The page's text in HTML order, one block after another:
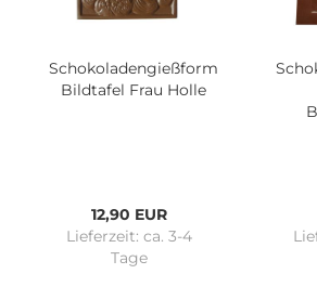
Schokoladengießform
Bildtafel Frau Holle
12,90 EUR
Lieferzeit: ca. 3-4
Tage